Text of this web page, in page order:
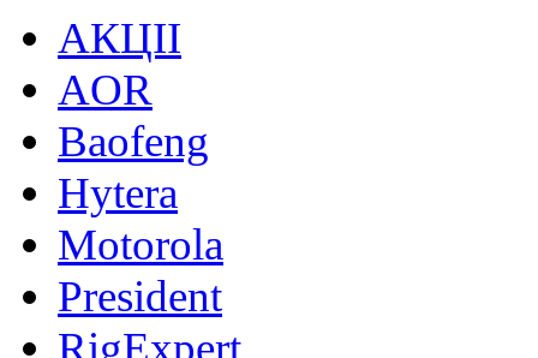
АКЦІІ
AOR
Baofeng
Hytera
Motorola
President
RigExpert